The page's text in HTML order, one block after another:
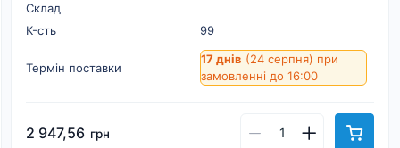
Склад
К-cть
99
Термін поставки
17 днів (24 серпня) при
замовленні до 16:00
2 947,56 грн